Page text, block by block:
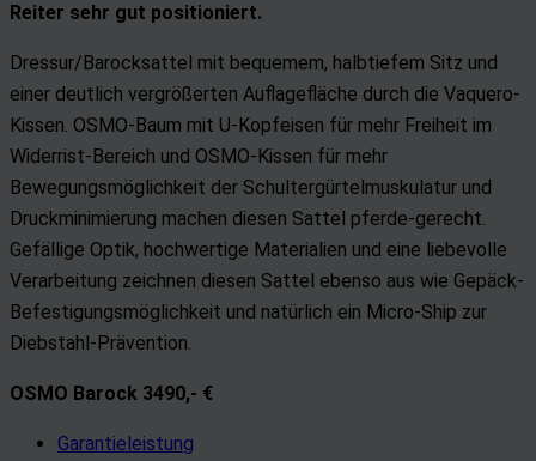
Reiter sehr gut positioniert.
Dressur/Barocksattel mit bequemem, halbtiefem Sitz und
einer deutlich vergrößerten Auflagefläche durch die Vaquero-
Kissen. OSMO-Baum mit U-Kopfeisen für mehr Freiheit im
Widerrist-Bereich und OSMO-Kissen für mehr
Bewegungsmöglichkeit der Schultergürtelmuskulatur und
Druckminimierung machen diesen Sattel pferde-gerecht.
Gefällige Optik, hochwertige Materialien und eine liebevolle
Verarbeitung zeichnen diesen Sattel ebenso aus wie Gepäck-
Befestigungsmöglichkeit und natürlich ein Micro-Ship zur
Diebstahl-Prävention.
OSMO Barock 3490,- €
Garantieleistung